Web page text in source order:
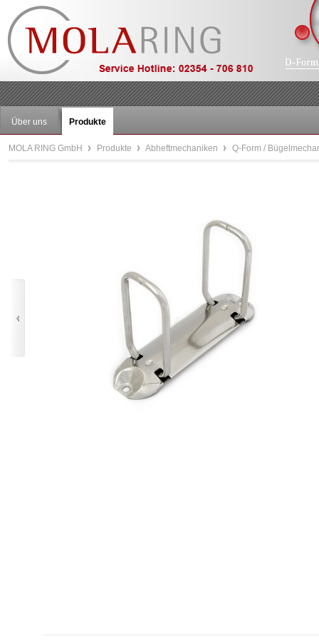
Über uns Produkte
MOLA RING GmbH Produkte Abheftmechaniken Q-Form /